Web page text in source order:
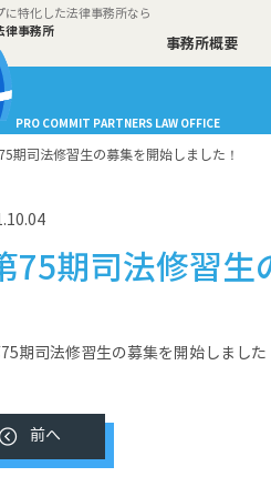
特化した法律事務所なら
律事務所
事務所概要
PRO COMMIT PARTNERS LAW OFFICE
期司法修習生の募集を開始しました！
75期司法修習生
期司法修習生の募集を開始しました
前へ